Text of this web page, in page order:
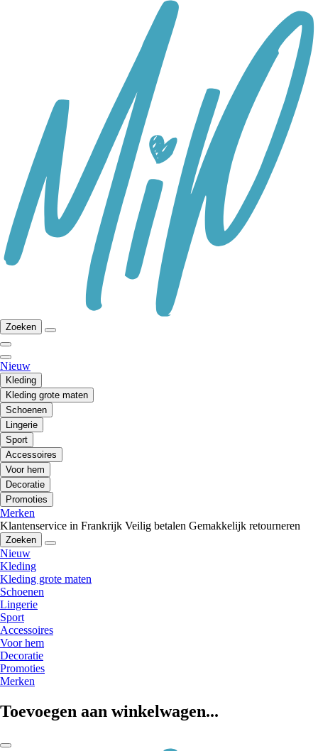
Zoeken
Nieuw
Kleding
Kleding grote maten
Schoenen
Lingerie
Sport
Accessoires
Voor hem
Decoratie
Promoties
Merken
Klantenservice in Frankrijk Veilig betalen Gemakkelijk retourneren
Zoeken
Nieuw
Kleding
Kleding grote maten
Schoenen
Lingerie
Sport
Accessoires
Voor hem
Decoratie
Promoties
Merken
Toevoegen aan winkelwagen...